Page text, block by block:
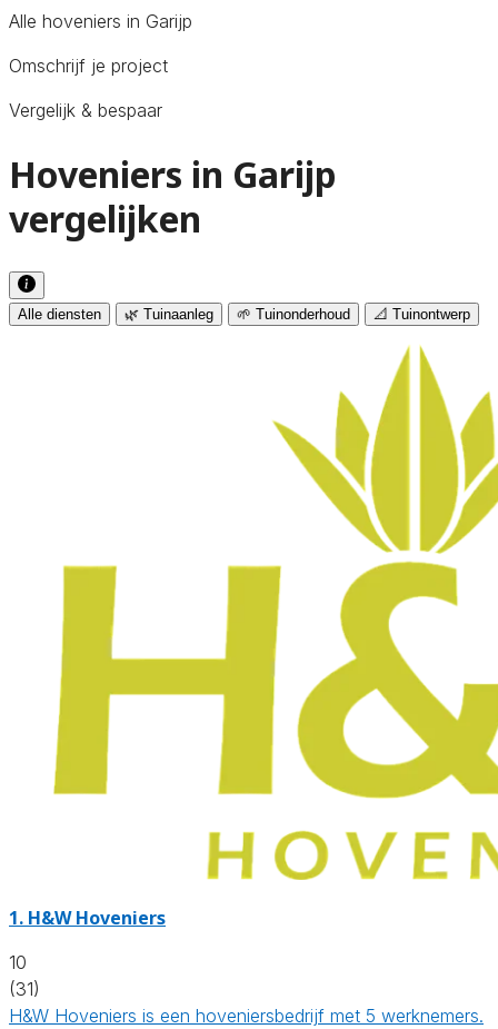
Alle hoveniers in Garijp
Omschrijf je project
Vergelijk & bespaar
Hoveniers in Garijp
vergelijken
Alle diensten 🌿 Tuinaanleg 🌱 Tuinonderhoud 📐 Tuinontwerp
1. H&W Hoveniers
10
(31)
H&W Hoveniers is een hoveniersbedrijf met 5 werknemers.